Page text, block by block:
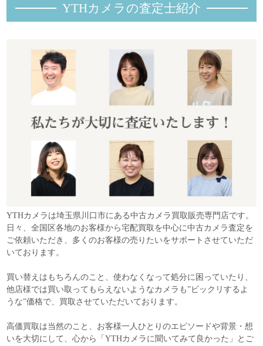
YTHカメラの査定士紹介
YTHカメラは埼玉県川口市にある中古カメラ買取販売専門店です。
日々、全国区各地のお客様から宅配買取を中心に中古カメラ査定を
ご依頼いただき、多くのお客様の売りたいをサポートさせていただ
いております。
買い替えはもちろんのこと、使わなくなって処分に困っていたり、
他店様では買い取ってもらえないようなカメラも”ビックリするよ
うな”価格で、買取させていただいております。
高価買取は当然のこと、お客様一人ひとりのエピソードや背景・想
いを大切にして、心から「YTHカメラに聞いてみて良かった」とご